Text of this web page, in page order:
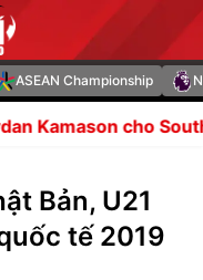
ASEAN Championship
Vòng
Bản, U21
tế 2019